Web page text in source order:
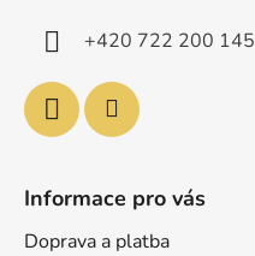
+420 722 200 145
Informace pro vás
Doprava a platba